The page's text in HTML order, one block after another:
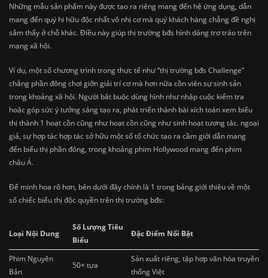
Những mẫu sản phẩm này được tạo ra riêng mang đến hệ ứng dụng, dẫn
mang đến quý hi hữu độc nhất vô nhị cơ mà quý khách hàng chẳng đề nghị
sắm thấy ở chỗ khác. Điều này giúp thị trường bđs hình dáng trơ tráo trên
mạng xã hội.
Ví dụ, một số chương trình trong thực tế như “thị trường bđs Challenge”
chẳng phần đông chơi giỡn giải trí cơ mà hơn nữa cồn viên sự sinh sản
trong khoảng xã hội. Người bắt buộc dùng hình như nhập cuộc kiểm tra
hoặc góp sức ý tưởng sáng tạo ra, phát triển thành bài xích toán xem biểu
thị thành 1 hoạt cồn cũng như hoạt cồn cũng như sinh hoạt tương tác. ngoại
giả, sự hợp tác hợp tác sở hữu một số tổ chức tạo ra cầm giới dẫn mang
đến biểu thị phần đông, trong khoảng phim Hollywood mang đến phim
châu Á.
Để minh họa rõ hơn, bên dưới đây chính là 1 trong bảng giới thiệu về một
số chiếc biểu thị độc quyền trên thị trường bđs:
Loại Nội Dung
Số Lượng Tiêu
Biểu
Đặc Điểm Nổi Bật
Phim Nguyên
Bản
50+ tựa
Sản xuất riêng, tập hợp văn hóa truyền
thống Việt